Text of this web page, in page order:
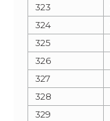
323
324
325
326
327
328
329